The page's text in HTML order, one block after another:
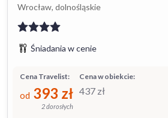
Wrocław, dolnośląskie
Śniadania w cenie
Cena w obiekcie:
437 zł
Cena Travelist:
od 393 zł
2 dorosłych